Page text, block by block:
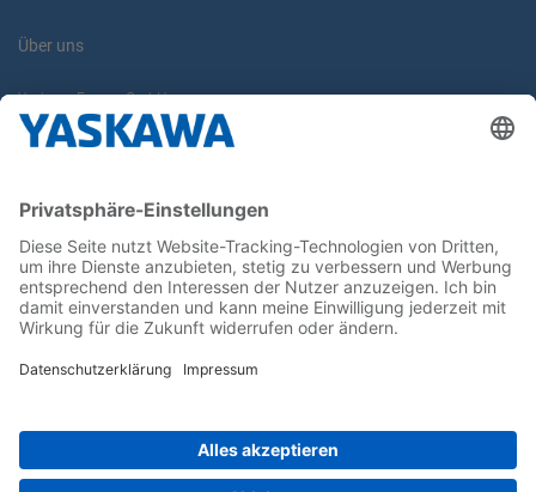
Über uns
Yaskawa Europe GmbH
Karriere
Newsletter
Follow us on...